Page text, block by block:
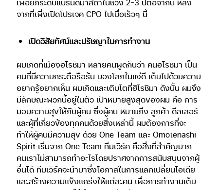
จากที่เพิ่งเปิดโปรเจค CPO ไปเมื่อเร็วๆ นี้
เปิดวิสัยทัศน์และปรัชญาในการทำงาน
ผมเกิดที่เมืองฮิโรชิมา หลายคนพูดกันว่า คนฮิโรชิมา เป็น
คนที่มีความกระตือรือร้น มองโลกในแง่ดี เต็มไปด้วยความ
อยากรู้อยากเห็น ผมเกิดและเติบโตที่ฮิโรชิมา ดังนั้น ผมจึง
มีลักษณะพวกนี้อยู่ในตัว เป้าหมายสูงสุดของผม คือ การ
มอบความสุขให้กับผู้คน ซึ่งผู้คน หมายถึง ลูกค้า ดีลเลอร์
และผู้ที่เกี่ยวข้องทุกคนด้วยสิ่งเหล่านี้ ผมต้องการที่จะ
ทำให้ผู้คนมีความสุข ด้วย One Team และ Omotenashi
Spirit เริ่มจาก One Team ทีมเวิร์ค คือสิ่งที่สำคัญมาก
คนเราไม่สามารถทำอะไรโดยปราศจากการสนับสนุนจากผู้
อื่นได้ ทีมเวิร์คจะนำมาซึ่งโอกาสในการแลกเปลี่ยนไอเดีย
และสร้างความแข็งแกร่งให้แต่ละคน เพื่อการทำงานเต็ม